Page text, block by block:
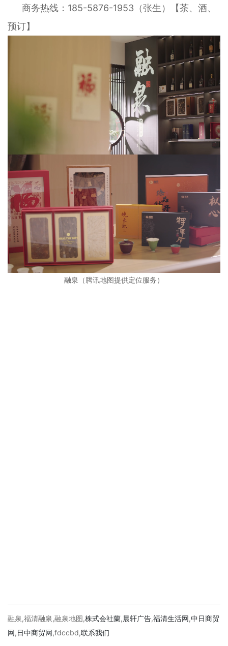
商务热线：185-5876-1953（张生）【茶、酒、
预订】
融泉（腾讯地图提供定位服务）
融泉,福清融泉,融泉地图,株式会社蘭,晨轩广告,福清生活网,中日商贸
网,日中商贸网,fdccbd,联系我们